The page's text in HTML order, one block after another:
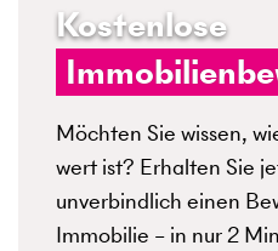
Kostenlose
Möchten Sie wissen,
wert ist? Erhalten Sie
unverbindlich einen
Immobilie – in nur 2